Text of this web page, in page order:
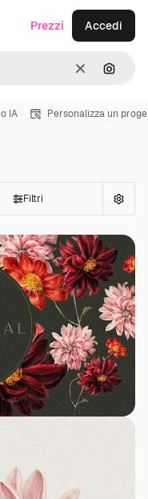
CancellaCerca
Prezzi Accedi
IA Personalizza un
Filtri